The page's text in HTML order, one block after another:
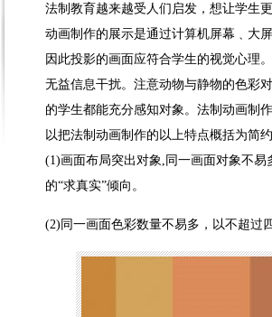
法制教育越来越受人们启发，想让学生
动画制作的展示是通过计算机屏幕﹑大
因此投影的画面应符合学生的视觉心理
无益信息干扰。注意动物与静物的色彩
的学生都能充分感知对象。法制动画制
以把法制动画制作的以上特点概括为简
(1)画面布局突出对象,同一画面对象不
的“求真实”倾向。
(2)同一画面色彩数量不易多，以不超过